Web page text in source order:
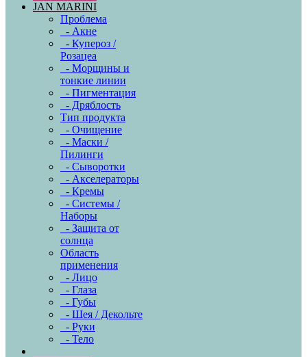
JAN MARINI
Проблема
- Акне
- Купероз /
Розацеа
- Морщины и
тонкие линии
- Пигментация
- Дряблость
Тип продукта
- Очищение
- Маски /
Пилинги
- Сыворотки
- Акселераторы
- Кремы
- Системы /
Наборы
- Защита от
солнца
Область
применения
- Лицо
- Глаза
- Губы
- Шея / Декольте
- Руки
- Тело